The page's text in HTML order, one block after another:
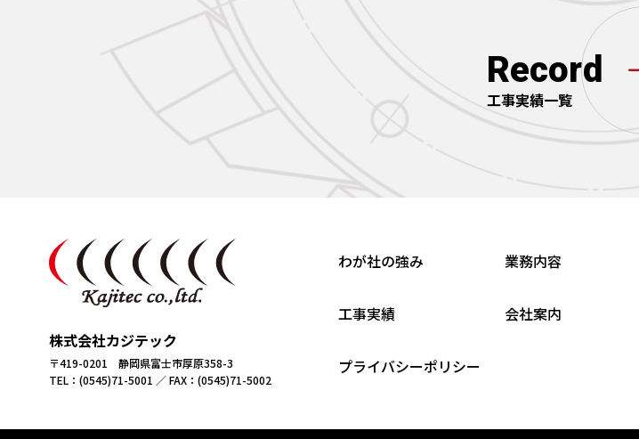
Record
工事実績一覧
株式会社カジテック
〒419-0201 静岡県富士市厚原358-3
TEL：(0545)71-5001 ／ FAX：(0545)71-5002
わが社の強み 業務内容
工事実績 会社案内
プライバシーポリシー